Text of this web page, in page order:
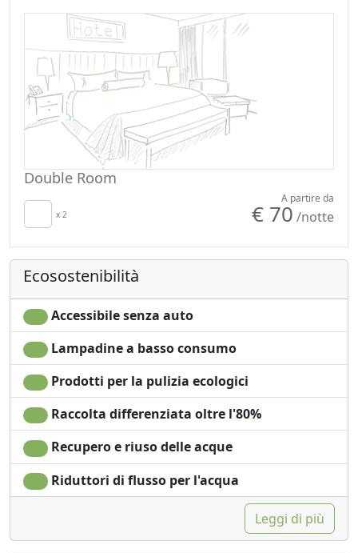
Double Room
x 2
A partire da
€ 70 /notte
Ecosostenibilità
Accessibile senza auto
Lampadine a basso consumo
Prodotti per la pulizia ecologici
Raccolta differenziata oltre l'80%
Recupero e riuso delle acque
Riduttori di flusso per l'acqua
Leggi di più